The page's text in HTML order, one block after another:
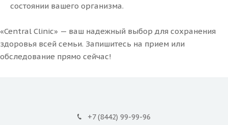
состоянии вашего организма.
«Central Clinic» — ваш надежный выбор для сохранения
здоровья всей семьи. Запишитесь на прием или
обследование прямо сейчас!
+7 (8442) 99-99-96